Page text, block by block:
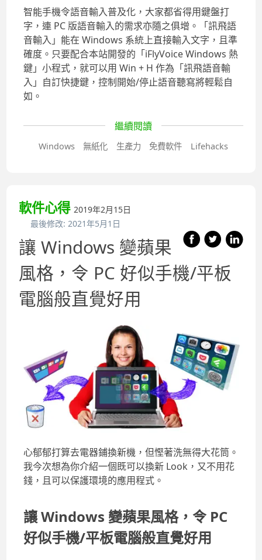
智能手機令語音輸入普及化，大家都省得用鍵盤打
字，連 PC 版語音輸入的需求亦隨之俱增。「訊飛語
音輸入」能在 Windows 系統上直接輸入文字，且準
確度。只要配合本站開發的「iFlyVoice Windows 熱
鍵」小程式，就可以用 Win + H 作為「訊飛語音輸
入」自訂快捷鍵，控制開始/停止語音聽寫將輕鬆自
如。
繼續閱讀
Windows 無紙化 生產力 免費軟件 Lifehacks
軟件心得 2019年2月15日
最後修改: 2021年5月1日
讓 Windows 變蘋果
風格，令 PC 好似手機/平板
電腦般直覺好用
心郁郁打算去電器鋪換新機，但慳著洗無得大花筒。
我今次想為你介紹一個既可以換新 Look，又不用花
錢，且可以保護環境的應用程式。
讓 Windows 變蘋果風格，令 PC
好似手機/平板電腦般直覺好用